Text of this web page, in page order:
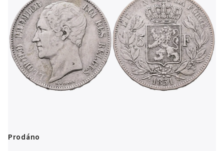
Prodáno